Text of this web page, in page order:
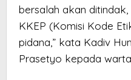
bersalah akan ditindak,
KKEP (Komisi Kode
pidana,” kata Kadiv
Prasetyo kepada